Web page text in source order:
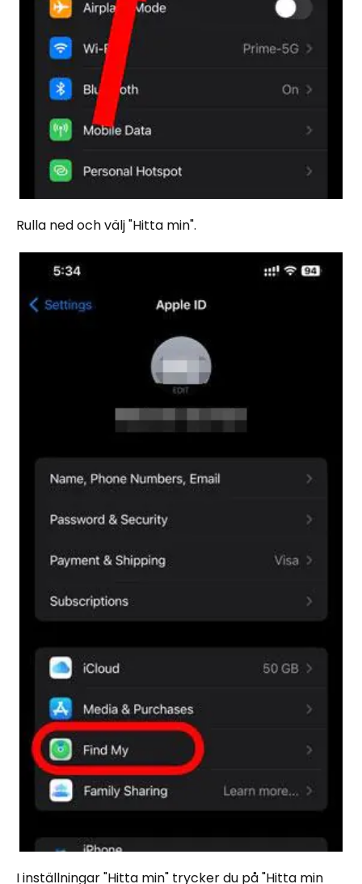
Rulla ned och välj "Hitta min".
I inställningar "Hitta min" trycker du på "Hitta min